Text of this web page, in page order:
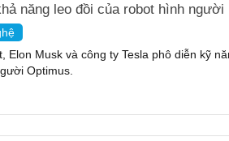
năng leo đồi của robot hình người
Elon Musk và công ty Tesla phô diễn kỹ
Optimus.